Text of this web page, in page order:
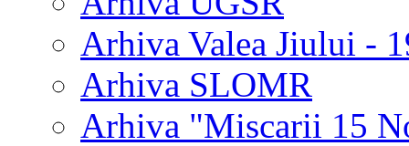
Arhiva Valea Jiului -
Arhiva SLOMR
Arhiva "Miscarii 15